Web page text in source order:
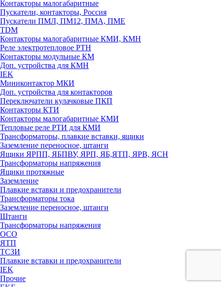
Контакторы малогабаритные
Пускатели, контакторы, Россия
Пускатели ПМЛ, ПМ12, ПМА, ПМЕ
TDM
Контакторы малогабаритные КМИ, КМН
Реле электротепловое РТН
Контакторы модульные КМ
Доп. устройства для КМН
IEK
Миниконтактор МКИ
Доп. устройства для контакторов
Переключатели кулачковые ПКП
Контакторы КТИ
Контакторы малогабаритные КМИ
Тепловые реле РTИ для КМИ
Трансформаторы, плавкие вставки, ящики
Заземление переносное, штанги
Ящики ЯРПП, ЯБПВУ, ЯРП, ЯБ,ЯТП, ЯРВ, ЯСН
Трансформаторы напряжения
Ящики протяжные
Заземление
Плавкие вставки и предохранители
Трансформаторы тока
Заземление переносное, штанги
Штанги
Трансформаторы напряжения
ОСО
ЯТП
ТСЗИ
Плавкие вставки и предохранители
IEK
Прочие